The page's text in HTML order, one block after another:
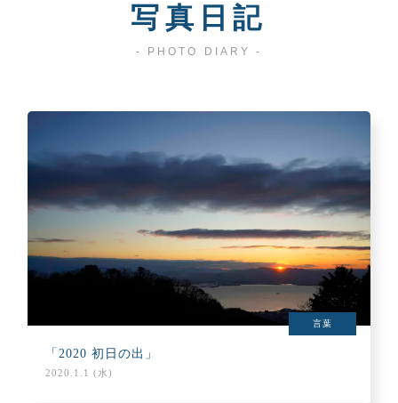
写真日記
- PHOTO DIARY -
言葉
「2020 初日の出」
2020.1.1 (水)